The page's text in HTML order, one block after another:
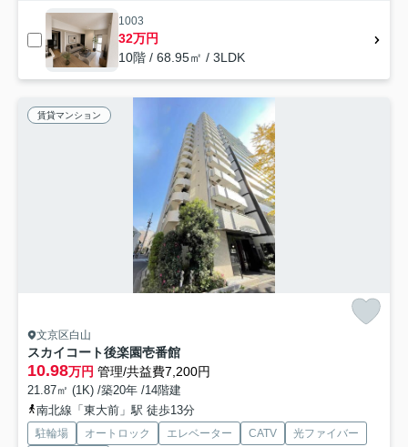
1003
32万円
10階 / 68.95㎡ / 3LDK
賃貸マンション
文京区白山
スカイコート後楽園壱番館
10.98万円 管理/共益費7,200円
21.87㎡ (1K) /築20年 /14階建
南北線「東大前」駅 徒歩13分
駐輪場 オートロック エレベーター CATV 光ファイバー